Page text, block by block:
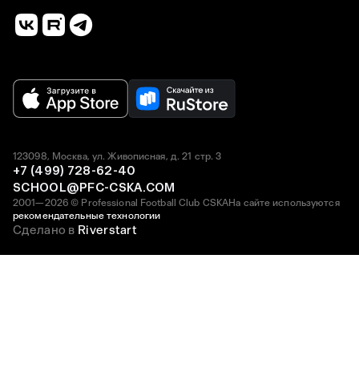
2001—2026 © Professional Football Club CSKAНа сайте используются
рекомендательные технологии
123098, Москва, ул. Живописная, д. 21 стр. 3
+7 (499) 728-62-40
SCHOOL@PFC-CSKA.COM
Сделано в Riverstart